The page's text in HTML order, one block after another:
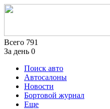
Всего 791
За день 0
Поиск авто
Автосалоны
Новости
Бортовой журнал
Еще